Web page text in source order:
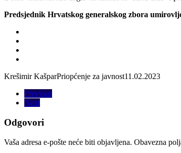
Predsjednik Hrvatskog generalskog zbora
Krešimir KašparPriopćenje za javnost11.02.2023
Previous
Next
Odgovori
Vaša adresa e-pošte neće biti objavljena. Obavezna